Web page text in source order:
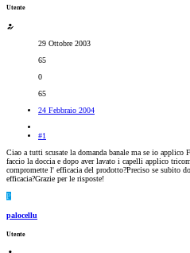
Utente
29 Ottobre 2003
65
0
65
24 Febbraio 2004
#1
Ciao a tutti scusate la domanda banale ma se io applico
faccio la doccia e dopo aver lavato i capelli applico
compromette l' efficacia del prodotto?Preciso se subito
efficacia?Grazie per le risposte!
P
palocellu
Utente